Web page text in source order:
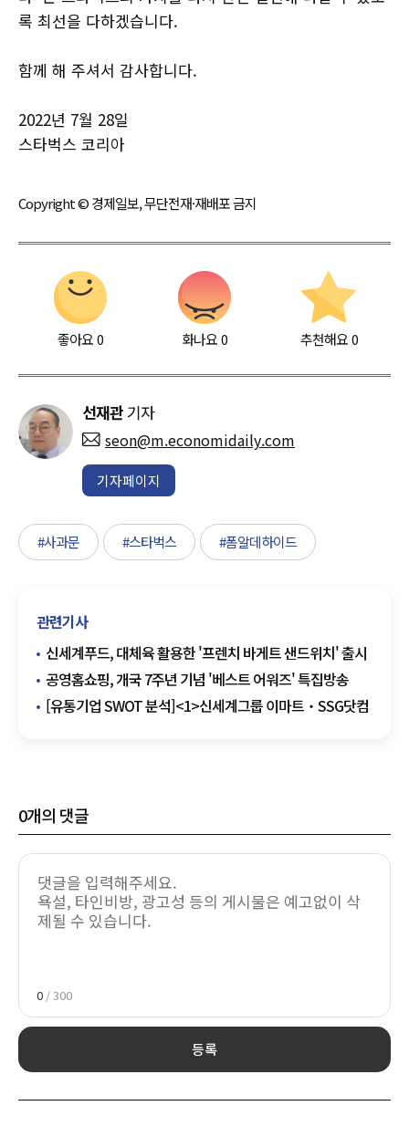
록 최선을 다하겠습니다.
함께 해 주셔서 감사합니다.
2022년 7월 28일
스타벅스 코리아
Copyright © 경제일보, 무단전재·재배포 금지
좋아요0 화나요0 추천해요 0
선재관 기자
seon@m.economidaily.com
기자페이지
#사과문 #스타벅스 #폼알데하이드
관련기사
신세계푸드, 대체육 활용한 '프렌치 바게트 샌드위치' 출시
공영홈쇼핑, 개국 7주년 기념 '베스트 어워즈' 특집방송
[유통기업 SWOT 분석]<1>신세계그룹 이마트‧SSG닷컴
0개의 댓글
0 / 300
등록